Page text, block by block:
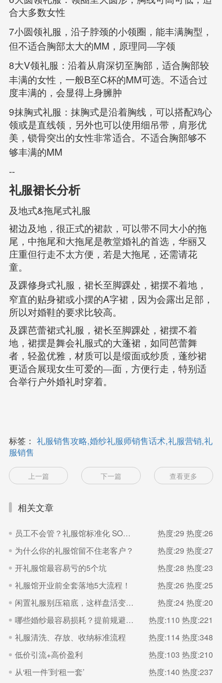
合大多数女性
7小圆领礼服，沿子脖颈的小领圈，能丰满胸型，
但不适合胸部太大的MM ，原理同—字领
8大V领礼服：沿着从肩深切至胸部，适合胸部较
丰满的女性，一般B至C杯的MM可选。不适合过
度丰满的，会显得上身臃肿
9抹胸式礼服：抹胸式是沿着胸线，可以搭配鸡心
领或是直线领，另外也可以使用细吊带，肩形优
美，锁骨突出的女性非常适合。不适合胸部够不
够丰满的MM
--
礼服裙长分析
及地式&拖尾式礼服
裙边及地，很正式的裙款，可以带不同大小的拖
尾，中拖尾和大拖尾是教堂婚礼的首选，华丽又
庄重但行走不太方便，若是大拖尾，还需请花
童。
及踝修身式礼服，裙长至脚踝处，裙摆不着地，
窄直的贴身裙或小摆的A字裙，因为会露出足部，
所以对婚鞋的要求比较高。
及踝芭蕾裙式礼服，裙长至脚踝处，裙摆不着
地，裙摆是舞会礼服式的大蓬裙，如同芭蕾舞
者，轻盈优雅，材质可以是缎面或纱质，蓬纱裙
更适合展现女生可爱的—面，方便行走，特别适
合举行户外婚礼时穿着。
标签： 礼服销售攻略,婚纱礼服师销售话术,礼服营销,礼
服销售
上一篇 下一篇 查看更多
相关文章
员工不会管？礼服馆标准化 SOP 直接抄 热度:29 热度:26
为什么你的礼服馆留不住老客户？
热度:29 热度:27
开礼服馆最容易亏的5个坑
热度:28 热度:23
礼服馆开业前全套落地5大流程！
热度:26 热度:25
闲置礼服别压箱底，这样盘活变现金
热度:24 热度:20
哪些婚纱最容易损耗？提前规避减少损失
热度:110 热度:221
礼服清洗、存放、收纳标准流程
热度:114 热度:348
低价引流+高价盈利
热度:103 热度:210
从‘租一件’到‘租一套’
热度:140 热度:237